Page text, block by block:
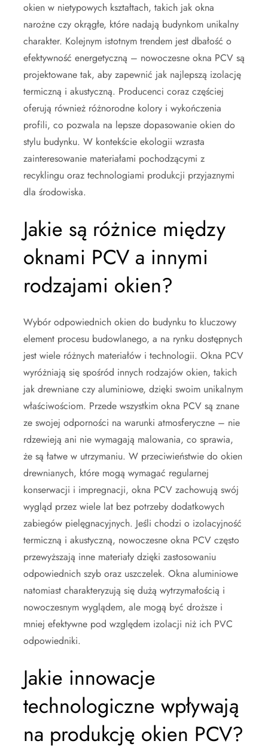
okien w nietypowych kształtach, takich jak okna
narożne czy okrągłe, które nadają budynkom unikalny
charakter. Kolejnym istotnym trendem jest dbałość o
efektywność energetyczną – nowoczesne okna PCV są
projektowane tak, aby zapewnić jak najlepszą izolację
termiczną i akustyczną. Producenci coraz częściej
oferują również różnorodne kolory i wykończenia
profili, co pozwala na lepsze dopasowanie okien do
stylu budynku. W kontekście ekologii wzrasta
zainteresowanie materiałami pochodzącymi z
recyklingu oraz technologiami produkcji przyjaznymi
dla środowiska.
Jakie są różnice między
oknami PCV a innymi
rodzajami okien?
Wybór odpowiednich okien do budynku to kluczowy
element procesu budowlanego, a na rynku dostępnych
jest wiele różnych materiałów i technologii. Okna PCV
wyróżniają się spośród innych rodzajów okien, takich
jak drewniane czy aluminiowe, dzięki swoim unikalnym
właściwościom. Przede wszystkim okna PCV są znane
ze swojej odporności na warunki atmosferyczne – nie
rdzewieją ani nie wymagają malowania, co sprawia,
że są łatwe w utrzymaniu. W przeciwieństwie do okien
drewnianych, które mogą wymagać regularnej
konserwacji i impregnacji, okna PCV zachowują swój
wygląd przez wiele lat bez potrzeby dodatkowych
zabiegów pielęgnacyjnych. Jeśli chodzi o izolacyjność
termiczną i akustyczną, nowoczesne okna PCV często
przewyższają inne materiały dzięki zastosowaniu
odpowiednich szyb oraz uszczelek. Okna aluminiowe
natomiast charakteryzują się dużą wytrzymałością i
nowoczesnym wyglądem, ale mogą być droższe i
mniej efektywne pod względem izolacji niż ich PVC
odpowiedniki.
Jakie innowacje
technologiczne wpływają
na produkcję okien PCV?